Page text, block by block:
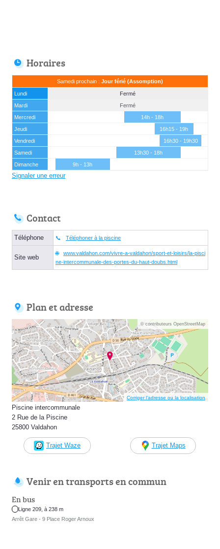
Horaires
Samedi prochain : Jour férié (Assomption)
Lundi
Fermé
Mardi
Fermé
Mercredi
14h - 18h
Jeudi
16h15 - 19h
Vendredi
16h30 - 19h30
Samedi
13h30 - 18h
Dimanche
9h - 13h
Signaler une erreur
Contact
Téléphone Téléphoner à la piscine
Site web
www.valdahon.com/vivre-a-valdahon/sport-et-loisirs/la-pisci
ne-intercommunale-des-portes-du-haut-doubs.html
Plan et adresse
© contributeurs OpenStreetMap
Corriger l’adresse ou la localisation
Piscine intercommunale
2 Rue de la Piscine
25800 Valdahon
Trajet Waze Trajet Maps
Venir en transports en commun
En bus
Ligne 209, à 238 m
Arrêt Gare - 9 Place Roger Arnoux